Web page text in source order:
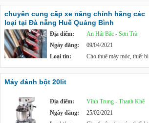
chuyên cung cấp xe nâng chính hãng các
loại tại Đà nẵng Huế Quảng Bình
Địa điểm:
An Hải Bắc - Sơn Trà
Ngày đăng:
09/04/2021
Loại tin:
Cho thuê máy móc, thiết bị
Máy đánh bột 20lit
Địa điểm:
Vĩnh Trung - Thanh Khê
Ngày đăng:
25/02/2021